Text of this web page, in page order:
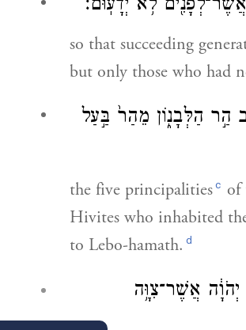
לֹ֥א יְדָעֽוּם׃
so that succeeding
but only those who had
הַ֣ר הַלְּבָנ֑וֹן מֵהַר֙ בַּ֣עַל
the five principalitiesc of
Hivites who inhabited
to Lebo-hamath. d
אֲשֶׁר־צִוָּ֥ה